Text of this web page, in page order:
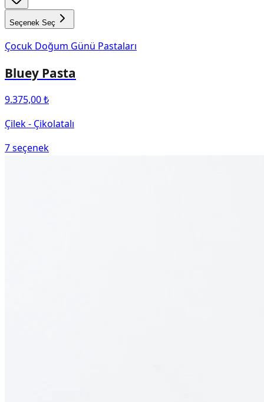
Seçenek Seç
Çocuk Doğum Günü Pastaları
Bluey Pasta
9.375,00 ₺
Çilek - Çikolatalı
7seçenek